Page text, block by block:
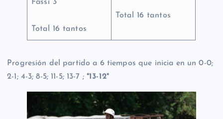
Fassi 3
Total 16 tantos
Total 16 tantos
Progresión del partido a 6 tiempos que inicia en un 0-0;
2-1; 4-3; 8-5; 11-5; 13-7 ;*13-12*